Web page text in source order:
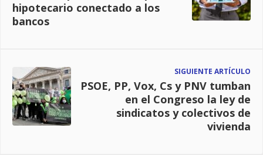
hipotecario conectado a los
bancos
SIGUIENTE ARTÍCULO
PSOE, PP, Vox, Cs y PNV tumban
en el Congreso la ley de
sindicatos y colectivos de
vivienda